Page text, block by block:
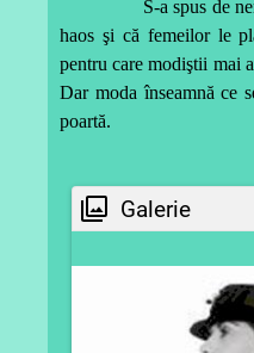
S-a spus de
haos şi că femeilor le
pentru care modiştii mai
Dar moda înseamnă ce
poartă.
Galerie